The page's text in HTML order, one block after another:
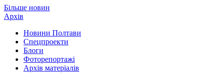
Більше новин
Архів
Новини Полтави
Спецпроекти
Блоги
Фоторепортажі
Архів матеріалів